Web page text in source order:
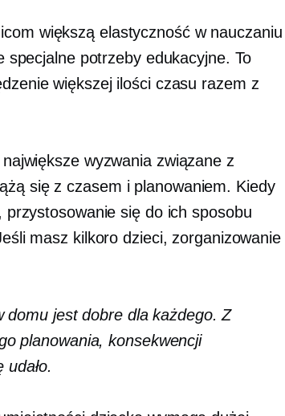
większą elastyczność w nauczaniu
specjalne potrzeby edukacyjne. To
większej ilości czasu razem z
wyzwania związane z
się z czasem i planowaniem. Kiedy
się do ich sposobu
masz kilkoro dzieci, zorganizowanie
domu jest dobre dla każdego. Z
planowania, konsekwencji